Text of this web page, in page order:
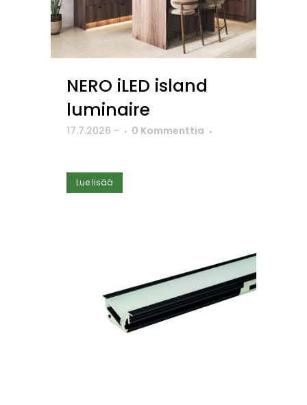
NERO iLED island
luminaire
17.7.2026 - 0 Kommenttia
Lue lisää